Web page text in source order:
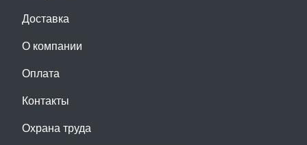
Доставка
О компании
Оплата
Контакты
Охрана труда